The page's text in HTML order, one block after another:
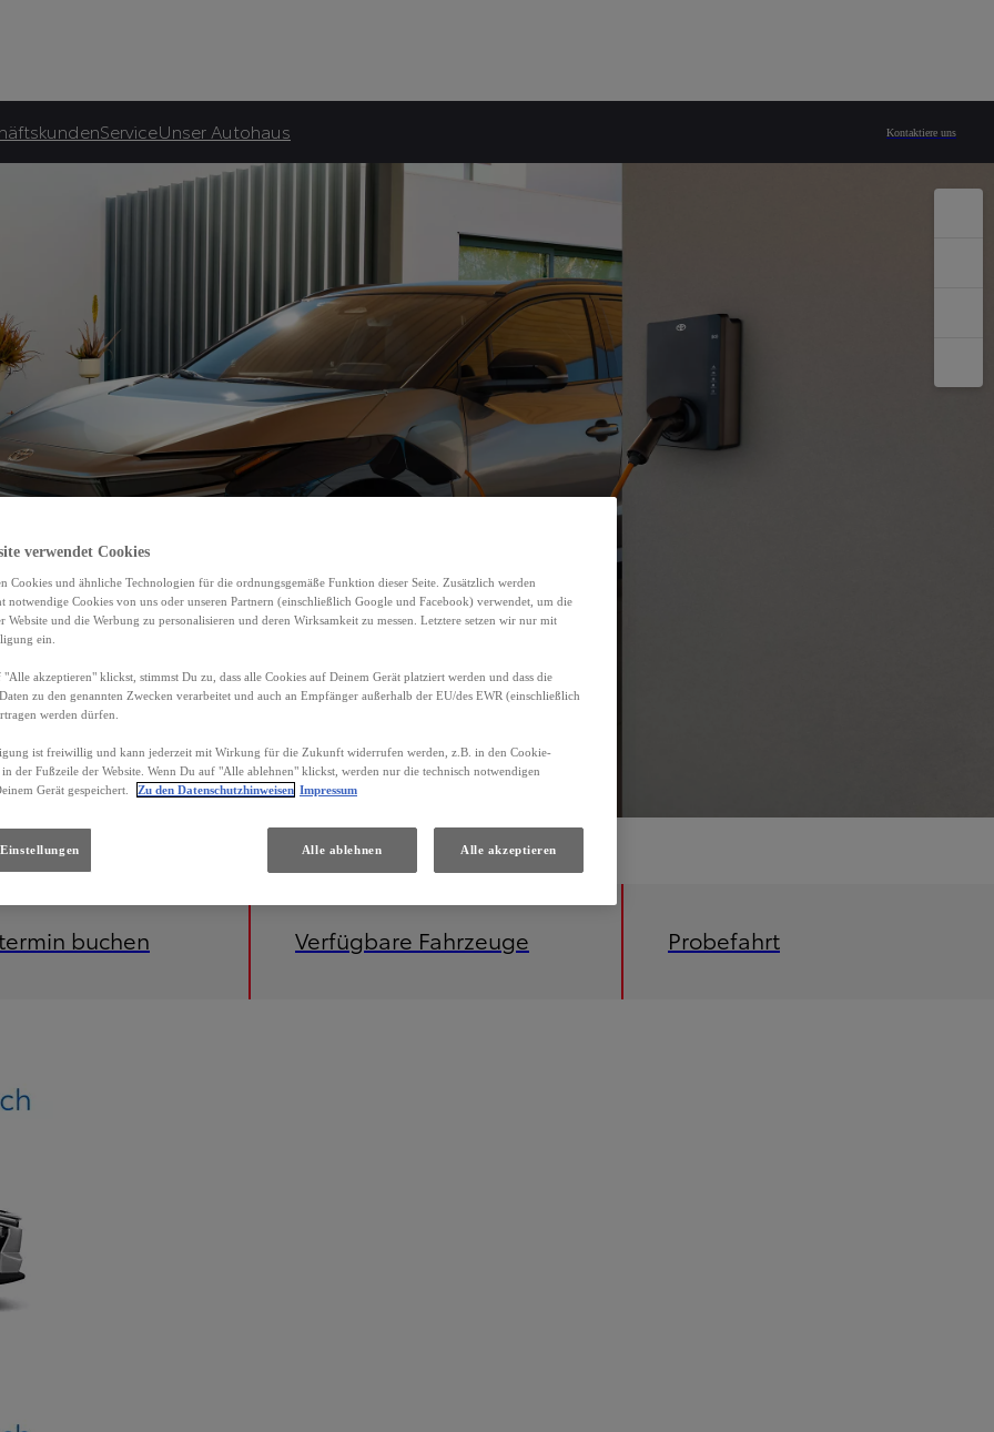
ServiceUnser Autohaus Kontaktiere uns
buchen Verfügbare Fahrzeuge Probefahrt
verwendet Cookies
Cookies und ähnliche Technologien für die ordnungsgemäße Funktion dieser Seite. Zusätzlich werden
notwendige Cookies von uns oder unseren Partnern (einschließlich Google und Facebook) verwendet, um die
Website und die Werbung zu personalisieren und deren Wirksamkeit zu messen. Letztere setzen wir nur mit
ein.
akzeptieren" klickst, stimmst Du zu, dass alle Cookies auf Deinem Gerät platziert werden und dass die
zu den genannten Zwecken verarbeitet und auch an Empfänger außerhalb der EU/des EWR (einschließlich
werden dürfen.
ist freiwillig und kann jederzeit mit Wirkung für die Zukunft widerrufen werden, z.B. in den Cookie-
der Fußzeile der Website. Wenn Du auf "Alle ablehnen" klickst, werden nur die technisch notwendigen
Gerät gespeichert.
Zu den Datenschutzhinweisen Impressum
Alle ablehnen Alle akzeptieren